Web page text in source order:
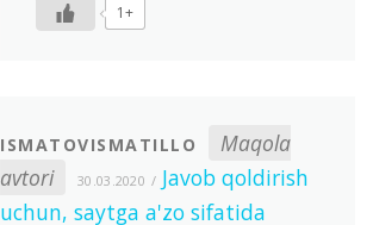
1+
ISMATOVISMATILLO
Maqola
avtori
30.03.2020
Javob qoldirish
uchun, saytga a'zo sifatida